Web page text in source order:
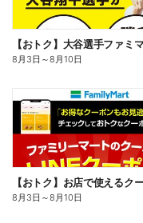
8月3日 ～8月10日
8月3日 ～8月10日